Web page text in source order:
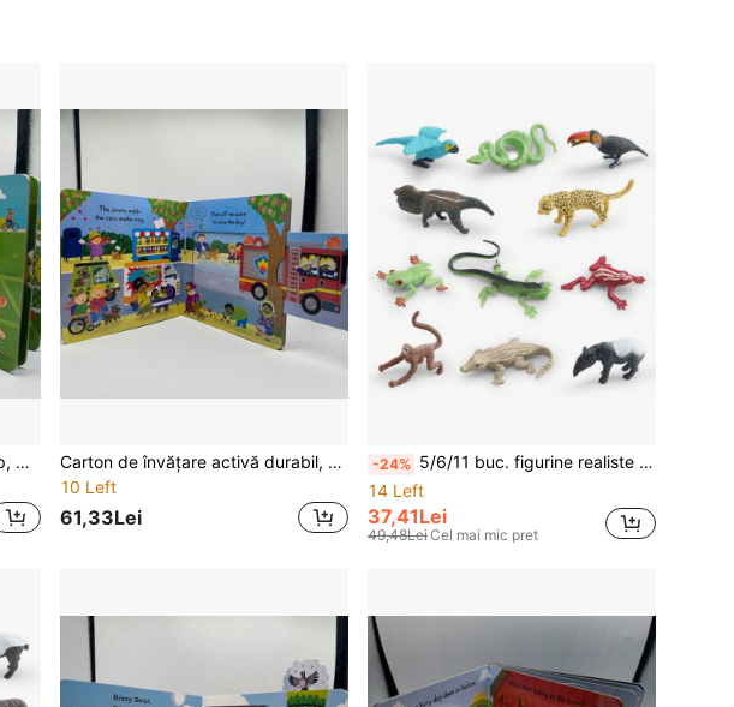
Carduri educaționale 3D pop-up, pagini interioare pliabile, timp de povestire în familie, iluminare cognitivă, dezvoltare lingvistică, cadou de Halloween și Crăciun, educație științifică
Carton de învățare activă durabil, cu pagini interioare pliabile, pentru citit povești acasă, dezvoltare cognitivă și lingvistică, cadou de Halloween și Crăciun, alegere perfectă pentru educația științifică
10 Left
61,33Lei
-24% 5/6/11 buc. figurine realiste cu animale din pădurea tropicală, șorisoare, broască arboreală, maimuță păducel, furnicar, ara, piton arboreal
14 Left
37,41Lei
49,48LeiCel mai mic pret